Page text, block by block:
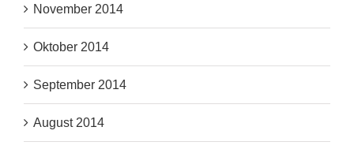
November 2014
Oktober 2014
September 2014
August 2014